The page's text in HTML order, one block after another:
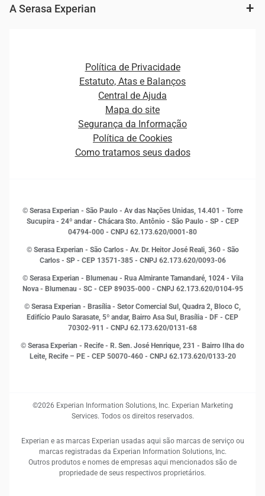
Cobrança e Recuperação de Dívidas
Plataformas e Motores de decisão
Fintechs
Ver todo o conteúdo
Curso Gratuito de Saúde Financeira
Empreendedorismo
Estudos e Pesquisas
Inovação e Tecnologia
Leis e impostos
Marketing
Open Finance
Proteção de Dados
Sustentabilidade Corporativa
A Serasa Experian
Distribuidores e representantes
Estrutura Organizacional
Sala de Imprensa
Política de Privacidade
Estatuto, Atas e Balanços
Central de Ajuda
Mapa do site
Segurança da Informação
Política de Cookies
Como tratamos seus dados
© Serasa Experian - São Paulo - Av das Nações Unidas, 14.401 - Torre
Sucupira - 24º andar - Chácara Sto. Antônio - São Paulo - SP - CEP
04794-000 - CNPJ 62.173.620/0001-80
© Serasa Experian - São Carlos - Av. Dr. Heitor José Reali, 360 - São
Carlos - SP - CEP 13571-385 - CNPJ 62.173.620/0093-06
© Serasa Experian - Blumenau - Rua Almirante Tamandaré, 1024 - Vila
Nova - Blumenau - SC - CEP 89035-000 - CNPJ 62.173.620/0104-95
© Serasa Experian - Brasília - Setor Comercial Sul, Quadra 2, Bloco C,
Edifício Paulo Sarasate, 5º andar, Bairro Asa Sul, Brasília - DF - CEP
70302-911 - CNPJ 62.173.620/0131-68
© Serasa Experian - Recife - R. Sen. José Henrique, 231 - Bairro Ilha do
Leite, Recife – PE - CEP 50070-460 - CNPJ 62.173.620/0133-20
©2026 Experian Information Solutions, Inc. Experian Marketing
Services. Todos os direitos reservados.
Experian e as marcas Experian usadas aqui são marcas de serviço ou
marcas registradas da Experian Information Solutions, Inc.
Outros produtos e nomes de empresas aqui mencionados são de
propriedade de seus respectivos proprietários.